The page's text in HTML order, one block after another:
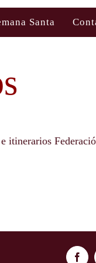
Santa
itinerarios